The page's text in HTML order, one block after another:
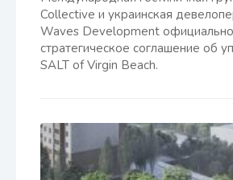
Collective и украинская
Waves Development
стратегическое соглашение об
SALT of Virgin Beach.